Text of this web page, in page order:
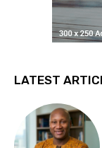
LATEST